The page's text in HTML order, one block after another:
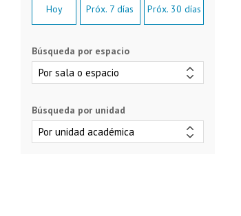
Hoy Próx. 7 días Próx. 30 días
Búsqueda por espacio
Búsqueda por unidad